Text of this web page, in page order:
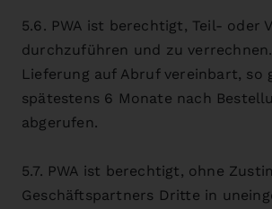
5.6. PWA ist berechtigt, Teil- oder
durchzuführen und zu
Lieferung auf Abruf vereinbart, so
spätestens 6 Monate nach
abgerufen.
5.7. PWA ist berechtigt, ohne
Geschäftspartners Dritte in